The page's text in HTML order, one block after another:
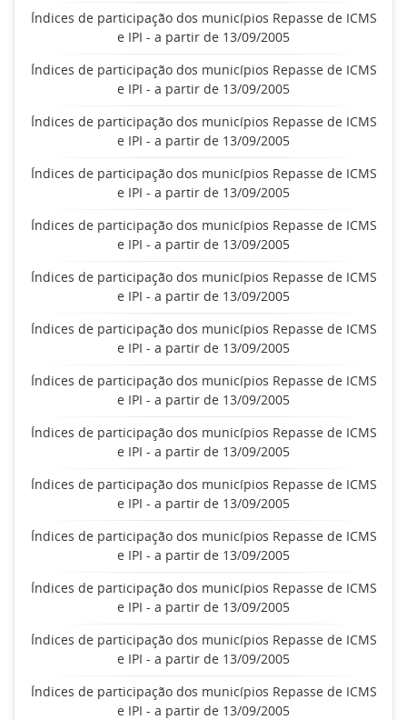
Índices de participação dos municípios Repasse de ICMS
e IPI - a partir de 13/09/2005
Índices de participação dos municípios Repasse de ICMS
e IPI - a partir de 13/09/2005
Índices de participação dos municípios Repasse de ICMS
e IPI - a partir de 13/09/2005
Índices de participação dos municípios Repasse de ICMS
e IPI - a partir de 13/09/2005
Índices de participação dos municípios Repasse de ICMS
e IPI - a partir de 13/09/2005
Índices de participação dos municípios Repasse de ICMS
e IPI - a partir de 13/09/2005
Índices de participação dos municípios Repasse de ICMS
e IPI - a partir de 13/09/2005
Índices de participação dos municípios Repasse de ICMS
e IPI - a partir de 13/09/2005
Índices de participação dos municípios Repasse de ICMS
e IPI - a partir de 13/09/2005
Índices de participação dos municípios Repasse de ICMS
e IPI - a partir de 13/09/2005
Índices de participação dos municípios Repasse de ICMS
e IPI - a partir de 13/09/2005
Índices de participação dos municípios Repasse de ICMS
e IPI - a partir de 13/09/2005
Índices de participação dos municípios Repasse de ICMS
e IPI - a partir de 13/09/2005
Índices de participação dos municípios Repasse de ICMS
e IPI - a partir de 13/09/2005